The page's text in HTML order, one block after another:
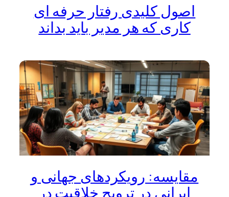
اصول کلیدی رفتار حرفه ای
کاری که هر مدیر باید بداند
مقایسه: رویکردهای جهانی و
ایرانی در ترویج خلاقیت در